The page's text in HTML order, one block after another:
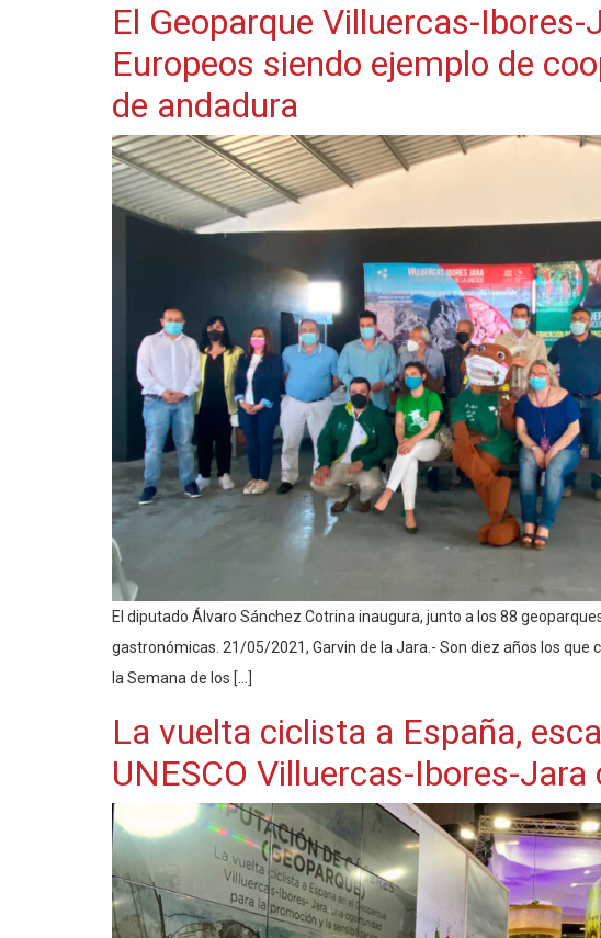
El Geoparque Villuercas-
Europeos siendo ejemplo de
de andadura
El diputado Álvaro Sánchez Cotrina inaugura, junto a los 88
gastronómicas. 21/05/2021, Garvin de la Jara.- Son diez años los que
la Semana de los […]
La vuelta ciclista a España,
UNESCO Villuercas-Ibores-